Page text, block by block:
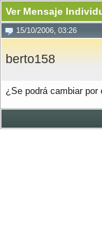
Ver Mensaje
15/10/2006, 03:26
berto158
¿Se podrá cambiar